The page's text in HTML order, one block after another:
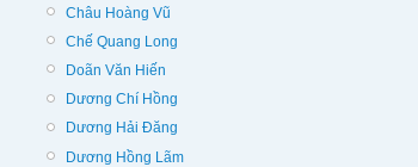
Châu Hoàng Vũ
Chế Quang Long
Doãn Văn Hiến
Dương Chí Hồng
Dương Hải Đăng
Dương Hồng Lãm